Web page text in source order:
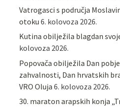
Vatrogasci s područja
otoku 6. kolovoza 2026.
Kutina obilježila blagdan
kolovoza 2026.
Popovača obilježila Dan
zahvalnosti, Dan hrvatskih
VRO Oluja 6. kolovoza 2026.
30. maraton arapskih konja